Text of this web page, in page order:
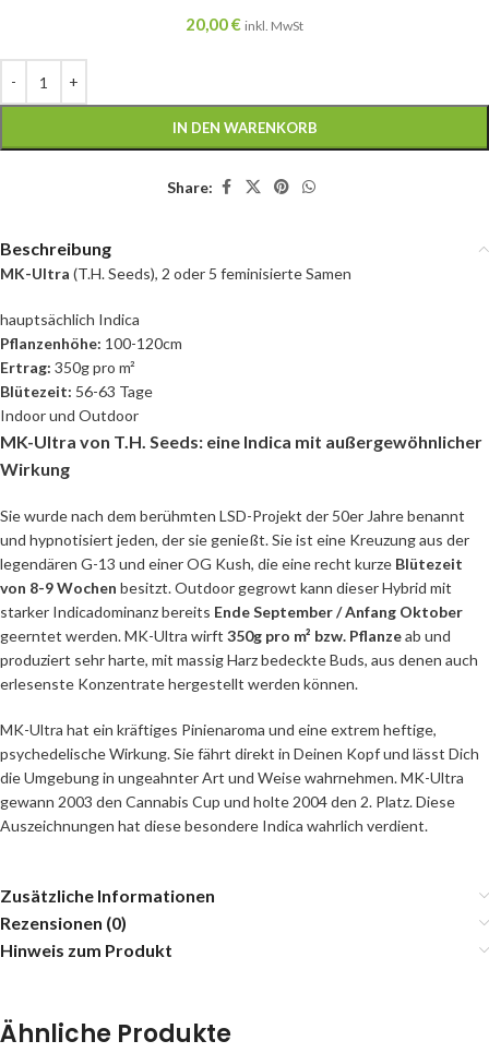
20,00€ inkl. MwSt
IN DEN WARENKORB
Share:
Beschreibung
MK-Ultra (T.H. Seeds), 2 oder 5 feminisierte Samen
hauptsächlich Indica
Pflanzenhöhe: 100-120cm
Ertrag: 350g pro m²
Blütezeit: 56-63 Tage
Indoor und Outdoor
MK-Ultra von T.H. Seeds: eine Indica mit außergewöhnlicher
Wirkung
Sie wurde nach dem berühmten LSD-Projekt der 50er Jahre benannt
und hypnotisiert jeden, der sie genießt. Sie ist eine Kreuzung aus der
legendären G-13 und einer OG Kush, die eine recht kurze Blütezeit
von 8-9 Wochen besitzt. Outdoor gegrowt kann dieser Hybrid mit
starker Indicadominanz bereits Ende September / Anfang Oktober
geerntet werden. MK-Ultra wirft 350g pro m² bzw. Pflanzeab und
produziert sehr harte, mit massig Harz bedeckte Buds, aus denen auch
erlesenste Konzentrate hergestellt werden können.
MK-Ultra hat ein kräftiges Pinienaroma und eine extrem heftige,
psychedelische Wirkung. Sie fährt direkt in Deinen Kopf und lässt Dich
die Umgebung in ungeahnter Art und Weise wahrnehmen. MK-Ultra
gewann 2003 den Cannabis Cup und holte 2004 den 2. Platz. Diese
Auszeichnungen hat diese besondere Indica wahrlich verdient.
Zusätzliche Informationen
Rezensionen (0)
Hinweis zum Produkt
Ähnliche Produkte